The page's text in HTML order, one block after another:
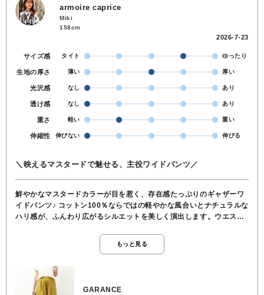
armoire caprice
Miki
158cm
2026-7-23
サイズ感 タイト ゆったり
生地の厚さ 薄い 厚い
光沢感 なし あり
透け感 なし あり
重さ 軽い 重い
伸縮性 伸びない 伸びる
＼映えるマスタードで魅せる、主役ワイドパンツ／
鮮やかなマスタードカラーが目を惹く、存在感たっぷりのギャザーワ
イドパンツ♪ コットン100％ならではの軽やかな風合いとナチュラルな
ハリ感が、ふんわり広がるシルエットを美しく演出します。ウエスト
をぐっと洗練された印象に。シンプルなトップス合わせでも着映えす
る、主役級ボトムです。●裏地なし●ウエストゴム●ポケットあり●コッ
もっと見る
GARANCE